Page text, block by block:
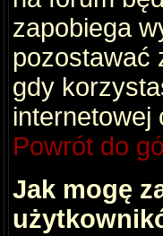
zapobiega
pozostawać
gdy
internetowej
Powrót do
Jak mogę